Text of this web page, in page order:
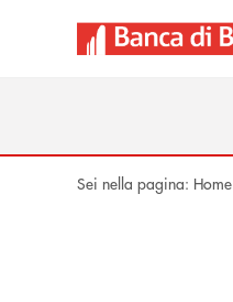
Sei nella pagina: Home